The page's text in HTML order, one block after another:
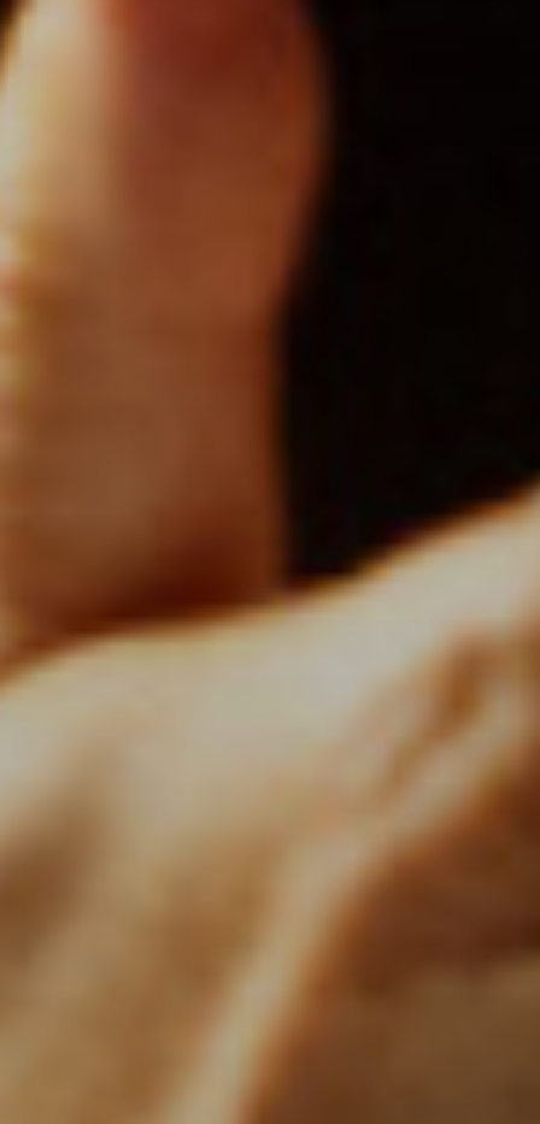
cisterciens les plus remarquablement
conservés d’Europe. Du cloître à
l’église, des jardins au massif
environnant, chaque pas compose une
expérience hors du temps. Un lieu